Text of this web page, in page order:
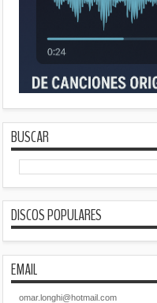
BUSCAR
DISCOS POPULARES
EMAIL
omar.longhi@hotmail.com